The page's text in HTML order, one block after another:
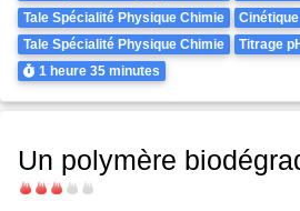
Tale Spécialité Physique Chimie
Cinétique
Tale Spécialité Physique Chimie
Titrage
Durée
1 heure 35 minutes
Un polymère
Difficulté